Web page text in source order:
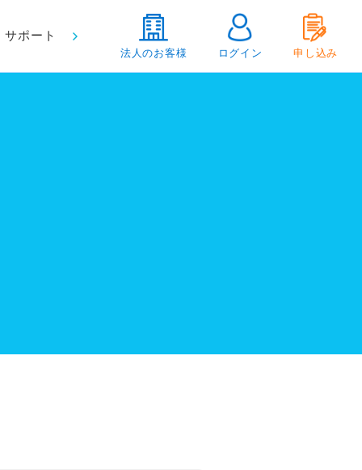
サポート
法人のお客様 ログイン 申し込み